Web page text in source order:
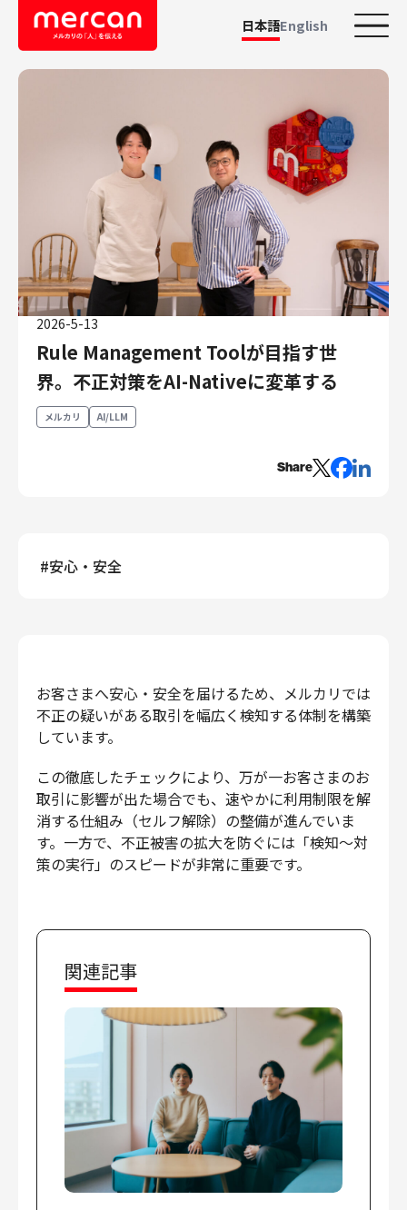
日本語English
カテゴリーから探す
会社・事業
鹿島アントラーズ
メルカリ
メルペイ
メルコイン
メルカリShops
メルカリR4Dラボ
AI/LLM
職種
エンジニアリング
経営・事業企画
プロダクトマネジメント
データアナリティクス
プロダクトデザイン
クリエイティブ
コーポレート
財務・経理
内部監査・リスク
セキュリティ・プライバシー
募集中の求人一覧
2026-5-13
Rule Management Toolが目指す世
界。不正対策をAI-Nativeに変革する
メルカリ AI/LLM
Share
#安心・安全
お客さまへ安心・安全を届けるため、メルカリでは
不正の疑いがある取引を幅広く検知する体制を構築
しています。
この徹底したチェックにより、万が一お客さまのお
取引に影響が出た場合でも、速やかに利用制限を解
消する仕組み（セルフ解除）の整備が進んでいま
す。一方で、不正被害の拡大を防ぐには「検知〜対
策の実行」のスピードが非常に重要です。
関連記事